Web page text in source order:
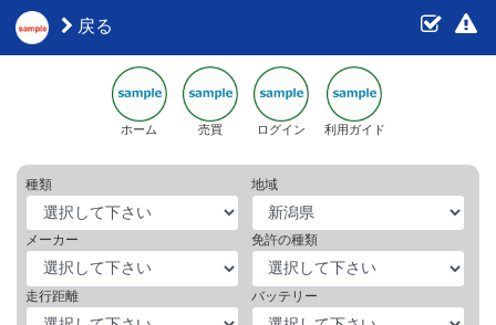
戻る
ホーム 売買 ログイン 利用ガイド
種類 地域
メーカー 免許の種類
走行距離 バッテリー